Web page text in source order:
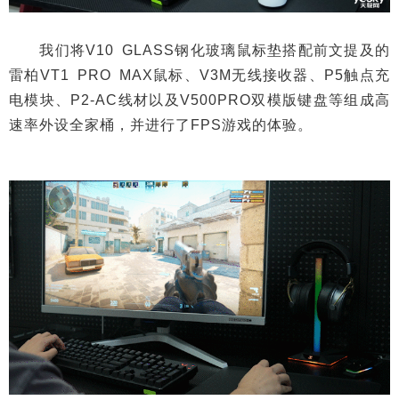
我们将V10 GLASS钢化玻璃鼠标垫搭配前文提及的
雷柏VT1 PRO MAX鼠标、V3M无线接收器、P5触点充
电模块、P2-AC线材以及V500PRO双模版键盘等组成高
速率外设全家桶，并进行了FPS游戏的体验。